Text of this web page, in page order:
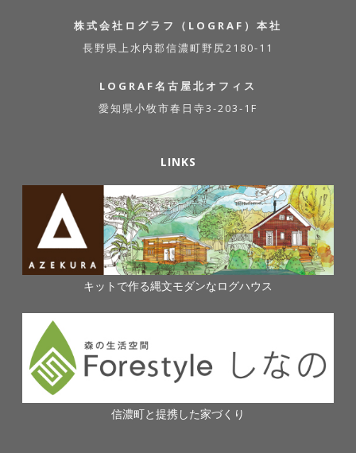
株式会社ログラフ（LOGRAF）本社
長野県上水内郡信濃町野尻2180-11
LOGRAF名古屋北オフィス
愛知県小牧市春日寺3-203-1F
LINKS
キットで作る縄文モダンなログハウス
信濃町と提携した家づくり